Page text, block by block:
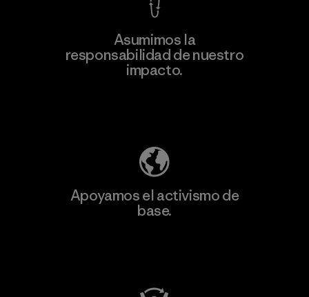
Asumimos la
responsabilidad de nuestro
impacto.
Apoyamos el activismo de
base.